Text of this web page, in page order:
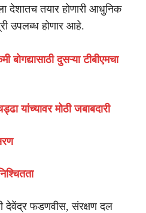
देशातच तयार होणारी आधुनिक
उपलब्ध होणार आहे.
दुसऱ्या टीबीएमचा
यांच्यावर मोठी जबाबदारी
देवेंद्र फडणवीस, संरक्षण दल